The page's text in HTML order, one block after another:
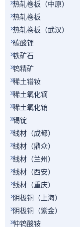
热轧卷板（中原）
热轧卷板
热轧卷板（武汉）
碳酸锂
铁矿石
钨精矿
稀土镨钕
稀土氧化镝
稀土氧化铕
锡锭
线材（成都）
线材（鼎众）
线材（兰州）
线材（西安）
线材（重庆）
阴极铜（上海）
阴极铜（紫金）
仲钨酸铵